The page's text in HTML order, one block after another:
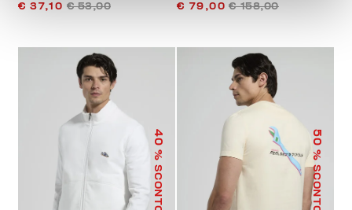
€ 37,10 € 53,00 € 79,00 € 158,00
40
% SCONTO
50
% SCONTO